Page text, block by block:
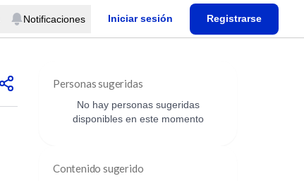
Notificaciones Iniciar sesión Registrarse
Personas sugeridas
No hay personas sugeridas
disponibles en este momento
Contenido sugerido